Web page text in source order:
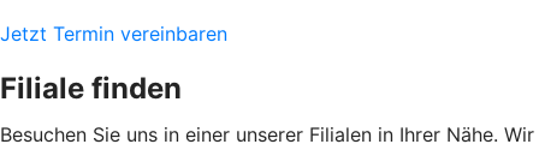
Jetzt Termin vereinbaren
Filiale finden
Besuchen Sie uns in einer unserer Filialen in Ihrer Nähe. Wir